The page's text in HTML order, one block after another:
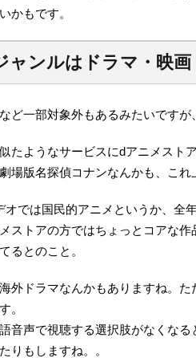
かもです。
ャンルはドラマ・映
ど一部対象外もあるみたいですが
たようなサービスにdアニメスト
場版名探偵コナンなんかも、これ
オでは国民的アニメというか、全
ストアの方ではちょっとコアな
るとのこと。
外ドラマなんかもありますね。
。
音声で視聴する選択肢がなくな
りもしますね。。